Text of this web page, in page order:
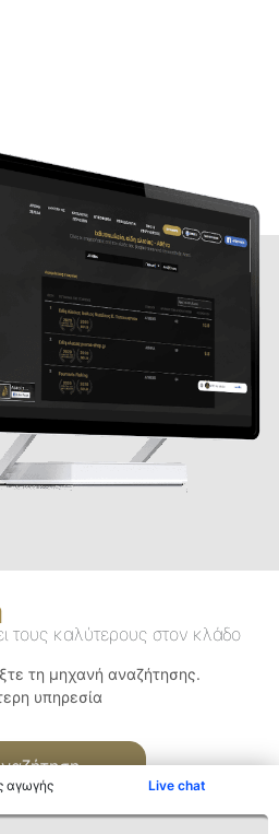
αγωγής Live chat
τους καλύτερους στον κλάδο
τη μηχανή αναζήτησης.
υπηρεσία